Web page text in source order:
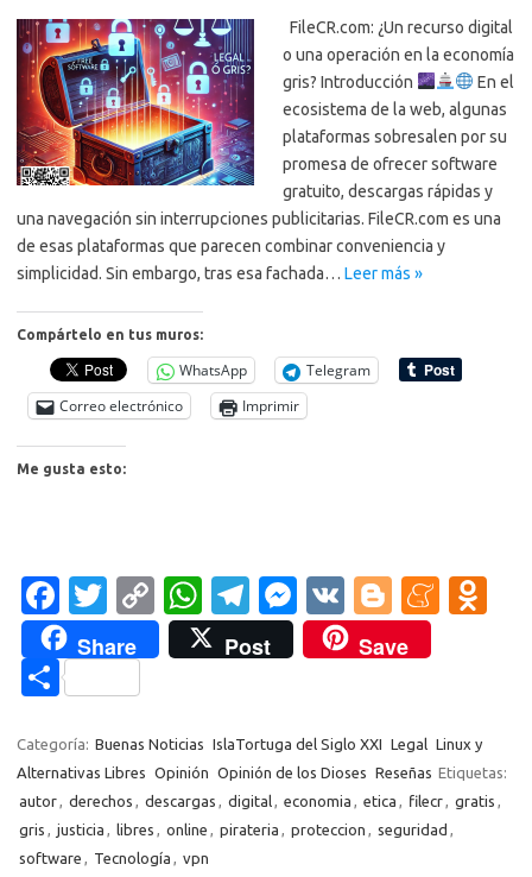
FileCR.com: ¿Un recurso digital
o una operación en la economía
gris? Introducción
En el
ecosistema de la web, algunas
plataformas sobresalen por su
promesa de ofrecer software
gratuito, descargas rápidas y
una navegación sin interrupciones publicitarias. FileCR.com es una
de esas plataformas que parecen combinar conveniencia y
simplicidad. Sin embargo, tras esa fachada… Leer más »
Compártelo en tus muros:
WhatsApp
Telegram
Correo electrónico
Imprimir
Me gusta esto:
Fa
c
e
b
o
o
k
T
w
it
te
r
C
o
p
Li
n
k
W
h
at
A
p
p
T
el
e
a
m
M
es
se
g
er
V
K
Bl
o
g
er
M
a
m
e
as
sn
Share Post Save
C
m
p
ar
ti
Categoría: Buenas Noticias IslaTortuga del Siglo XXI Legal Linux y
Alternativas Libres Opinión Opinión de los Dioses Reseñas Etiquetas:
autor, derechos , descargas , digital, economia , etica , filecr, gratis ,
gris , justicia , libres , online , pirateria , proteccion , seguridad ,
software , Tecnología , vpn